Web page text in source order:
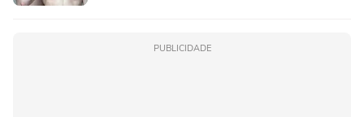
PUBLICIDADE